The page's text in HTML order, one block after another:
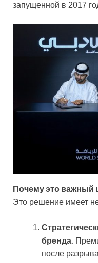
запущенной в 2017
Почему это важный
Это решение имеет
бренда.
после